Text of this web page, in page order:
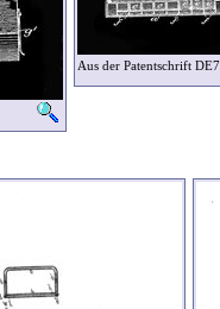
Aus der Patentschrift